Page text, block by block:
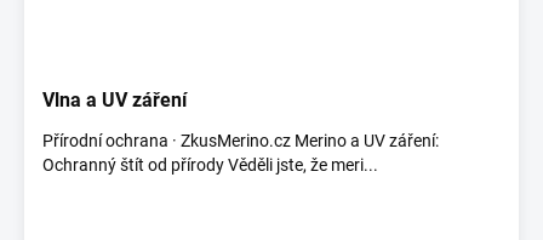
Vlna a UV záření
Přírodní ochrana · ZkusMerino.cz Merino a UV záření:
Ochranný štít od přírody Věděli jste, že meri...